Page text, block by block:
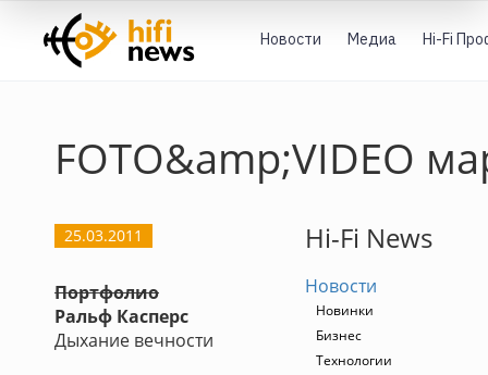
Новости Медиа Hi-Fi
FOTO&amp;VIDEO
25.03.2011
Портфолио
Ральф Касперс
Дыхание вечности
Hi-Fi News
Новости
Новинки
Бизнес
Технологии